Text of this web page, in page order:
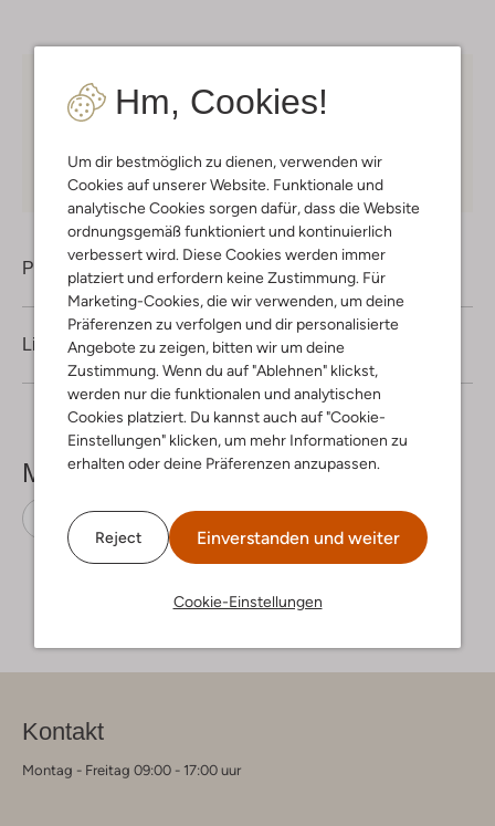
Hm, Cookies!
Um dir bestmöglich zu dienen, verwenden wir
Cookies auf unserer Website. Funktionale und
analytische Cookies sorgen dafür, dass die Website
ordnungsgemäß funktioniert und kontinuierlich
verbessert wird. Diese Cookies werden immer
platziert und erfordern keine Zustimmung. Für
Marketing-Cookies, die wir verwenden, um deine
Präferenzen zu verfolgen und dir personalisierte
Angebote zu zeigen, bitten wir um deine
Zustimmung. Wenn du auf "Ablehnen" klickst,
werden nur die funktionalen und analytischen
Cookies platziert. Du kannst auch auf "Cookie-
Einstellungen" klicken, um mehr Informationen zu
erhalten oder deine Präferenzen anzupassen.
Reject Einverstanden und weiter
Cookie-Einstellungen
Kostenloser Versandab € 75 für Club-Omoda
Mitglieder in Deutschland
Kauf auf Rechnung 30 Tagen Rückgaberecht
Produktinformation
Lieferung & Rückgabe
Mehr sehen
T-Shirts Indian Blue Jeans
Kontakt
Montag - Freitag 09:00 - 17:00 uur